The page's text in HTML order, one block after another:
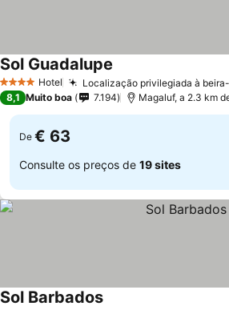
4 EstrelasHotel Localização privilegiada à
Sol Guadalupe
8,1 Muito boa 7.194 Magaluf, a 2.3 km
De € 63
Consulte os preços de 19 sites
Sol Barbados